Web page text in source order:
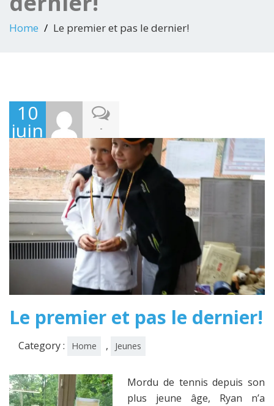
Home Le premier et pas le dernier!
10
juin
2015
-
Le premier et pas le dernier!
Category : Home , Jeunes
Mordu de tennis depuis son
plus jeune âge, Ryan n’a